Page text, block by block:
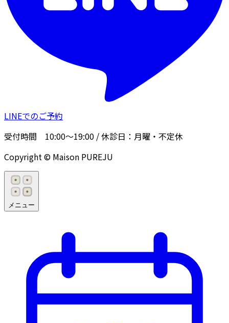
LINEでのご予約
受付時間 10:00〜19:00 / 休診日： 月曜・不定休
Copyright © Maison PUREJU
メニュー